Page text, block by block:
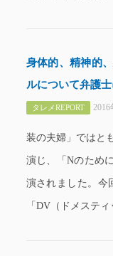
身体的、精神的
ルについて弁護
タレメREPORT 2016
装の夫婦」ではと
演じ、「Nのため
演されました。今
「DV（ドメステ